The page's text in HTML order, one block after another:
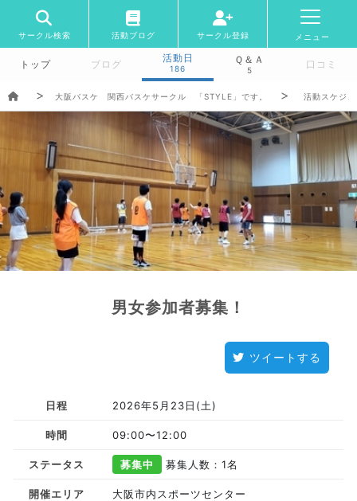
サークル検索 活動ブログ サークル登録 メニュー
トップ ブログ
活動日
186
Ｑ＆Ａ
5 口コミ
大阪バスケ 関西バスケサークル 「STYLE」です。 活動スケジ
男女参加者募集！
ツイートする
日程 2026年5月23日(土)
時間 09:00〜12:00
ステータス 募集中 募集人数：1名
開催エリア 大阪市内スポーツセンター